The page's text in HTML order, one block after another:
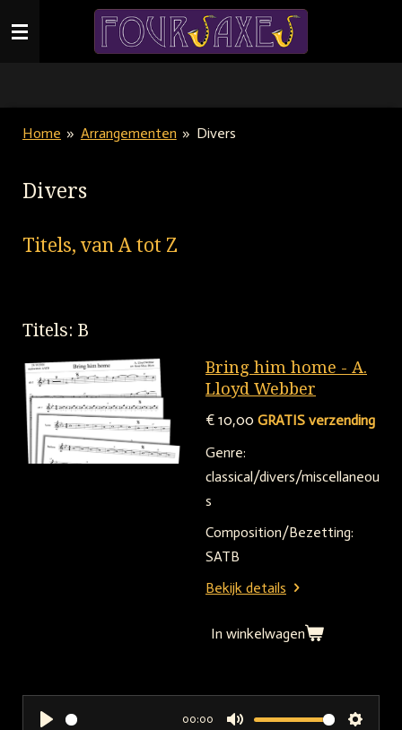
direct
Home » Arrangementen » Divers
Divers
Titels, van A tot Z
Titels: B
Bring him home - A.
Lloyd Webber
€ 10,00 GRATIS verzending
Genre:
classical/divers/miscellaneou
s
Composition/Bezetting:
SATB
Bekijk details
In winkelwagen
00:00